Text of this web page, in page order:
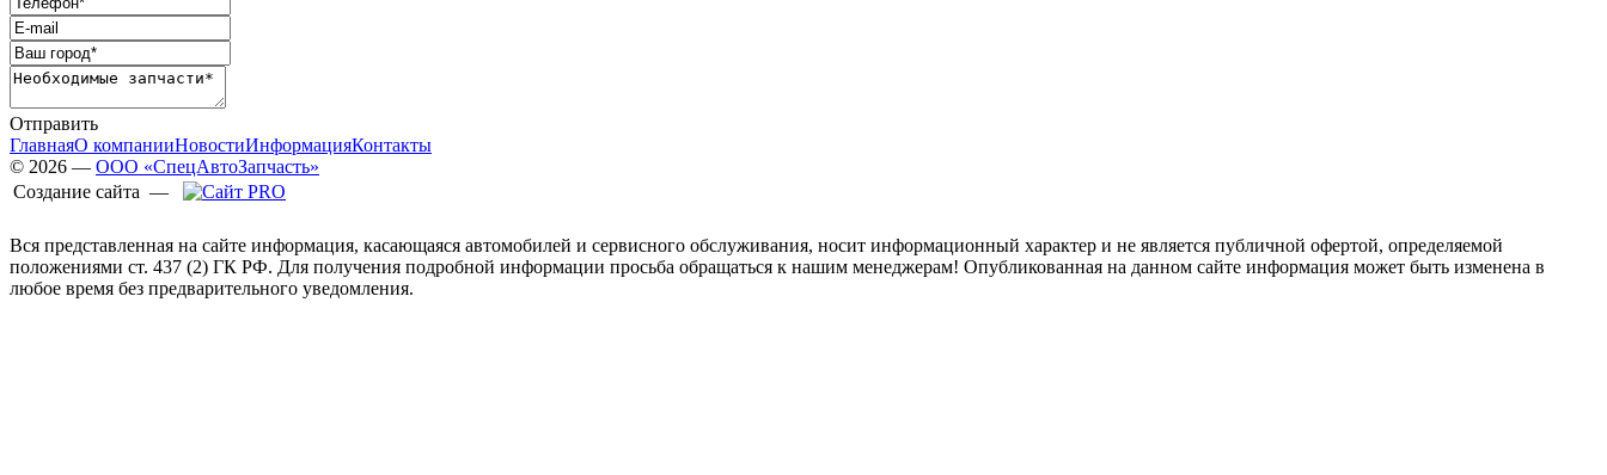
Отправить
ГлавнаяО компанииНовостиИнформацияКонтакты
© 2026 — ООО «СпецАвтоЗапчасть»
Создание сайта —
Вся представленная на сайте информация, касающаяся автомобилей и сервисного обслуживания, носит информационный характер и не является публичной офертой, определяемой
положениями ст. 437 (2) ГК РФ. Для получения подробной информации просьба обращаться к нашим менеджерам! Опубликованная на данном сайте информация может быть изменена в
любое время без предварительного уведомления.